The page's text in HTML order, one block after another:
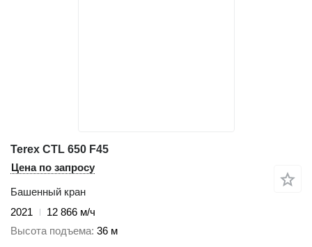
Terex CTL 650 F45
Цена по запросу
Башенный кран
2021
12 866 м/ч
Высота подъема 36 м